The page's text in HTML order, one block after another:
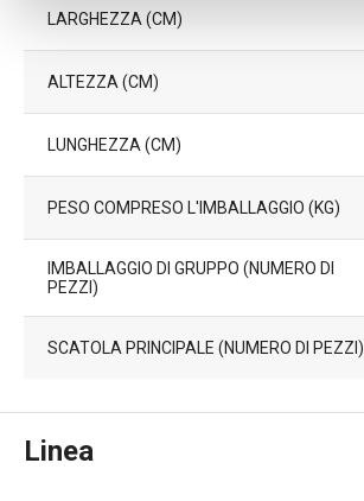
LARGHEZZA (CM)
ALTEZZA (CM)
LUNGHEZZA (CM)
PESO COMPRESO L'IMBALLAGGIO (KG)
IMBALLAGGIO DI GRUPPO (NUMERO DI
PEZZI)
SCATOLA PRINCIPALE (NUMERO DI PEZZI)
Linea